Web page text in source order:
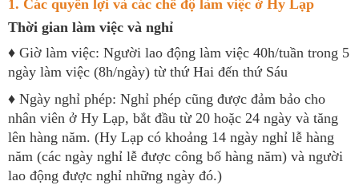
1. Các quyền lợi và các chế độ làm việc ở Hy Lạp
Thời gian làm việc và nghỉ
♦ Giờ làm việc: Người lao động làm việc 40h/tuần trong 5
ngày làm việc (8h/ngày) từ thứ Hai đến thứ Sáu
♦ Ngày nghỉ phép: Nghỉ phép cũng được đảm bảo cho
nhân viên ở Hy Lạp, bắt đầu từ 20 hoặc 24 ngày và tăng
lên hàng năm. (Hy Lạp có khoảng 14 ngày nghỉ lễ hàng
năm (các ngày nghỉ lễ được công bố hàng năm) và người
lao động được nghỉ những ngày đó.)